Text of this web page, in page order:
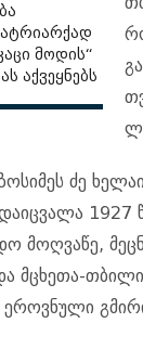
მოდის“
აქვეყნებს
ძე
მოღ­ვა­წე,